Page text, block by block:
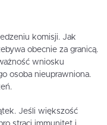
komisji. Jak
obecnie za granicą.
wniosku
osoba nieuprawniona.
Jeśli większość